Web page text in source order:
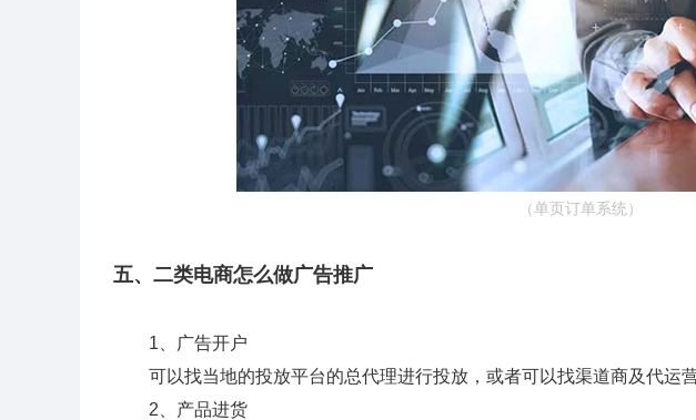
（单页订单系统）
五、二类电商怎么做广告推广
1、广告开户
可以找当地的投放平台的总代理进行投放，或者可以找渠道商及代运营
2、产品进货